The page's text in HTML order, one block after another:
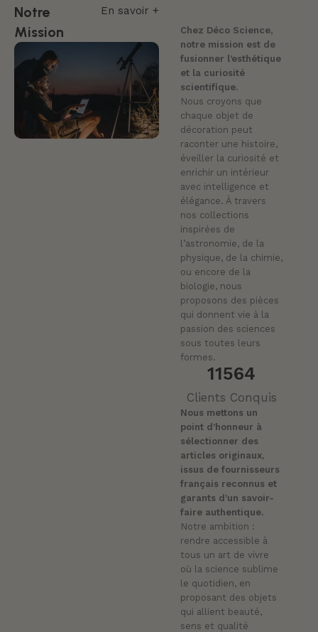
En savoir +
Notre
Mission
Chez Déco Science,
notre mission est de
fusionner l’esthétique
et la curiosité
scientifique.
Nous croyons que
chaque objet de
décoration peut
raconter une histoire,
éveiller la curiosité et
enrichir un intérieur
avec intelligence et
élégance. À travers
nos collections
inspirées de
l’astronomie, de la
physique, de la chimie,
ou encore de la
biologie, nous
proposons des pièces
qui donnent vie à la
passion des sciences
sous toutes leurs
formes.
11564
Clients Conquis
Nous mettons un
point d’honneur à
sélectionner des
articles originaux,
issus de fournisseurs
français reconnus et
garants d’un savoir-
faire authentique.
Notre ambition :
rendre accessible à
tous un art de vivre
où la science sublime
le quotidien, en
proposant des objets
qui allient beauté,
sens et qualité